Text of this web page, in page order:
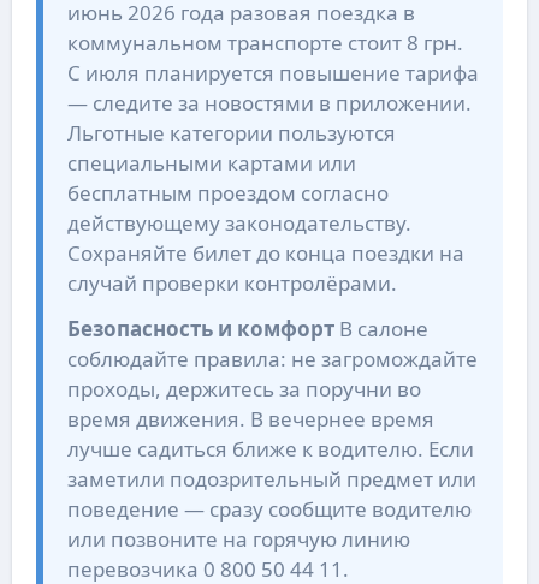
июнь 2026 года разовая поездка в
коммунальном транспорте стоит 8 грн.
С июля планируется повышение тарифа
— следите за новостями в приложении.
Льготные категории пользуются
специальными картами или
бесплатным проездом согласно
действующему законодательству.
Сохраняйте билет до конца поездки на
случай проверки контролёрами.
Безопасность и комфортВ салоне
соблюдайте правила: не загромождайте
проходы, держитесь за поручни во
время движения. В вечернее время
лучше садиться ближе к водителю. Если
заметили подозрительный предмет или
поведение — сразу сообщите водителю
или позвоните на горячую линию
перевозчика 0 800 50 44 11.